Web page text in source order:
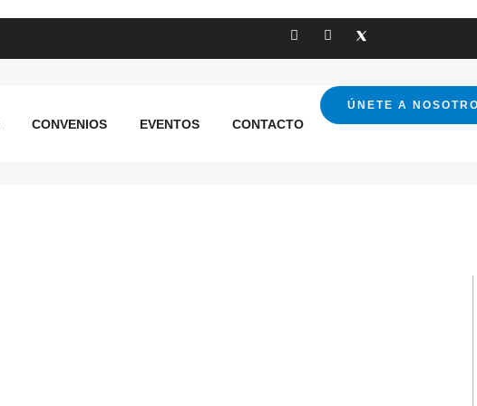
CONVENIOS EVENTOS CONTACTO
ÚNETE A